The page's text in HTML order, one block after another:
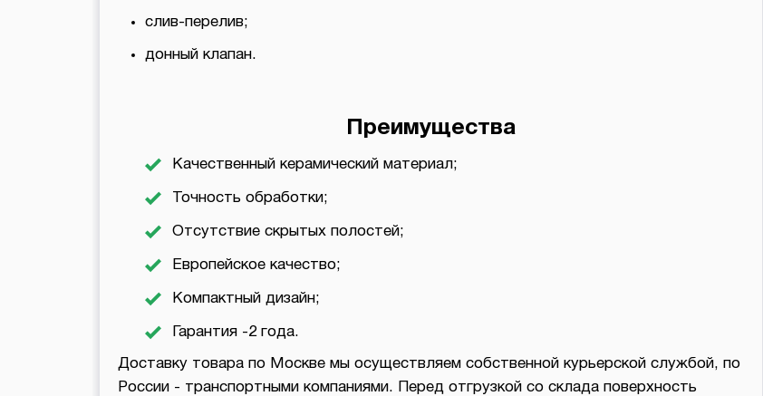
слив-перелив;
донный клапан.
Преимущества
Качественный керамический материал;
Точность обработки;
Отсутствие скрытых полостей;
Европейское качество;
Компактный дизайн;
Гарантия -2 года.
Доставку товара по Москве мы осуществляем собственной курьерской службой, по
России - транспортными компаниями. Перед отгрузкой со склада поверхность